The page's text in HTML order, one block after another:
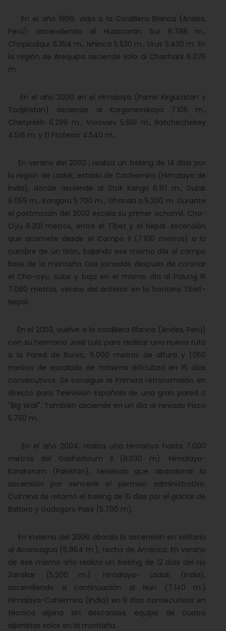
En el año 1999, viaja a la Cordillera Blanca (Andes,
Perú): ascendiendo al Huascarán Sur 6.788 m.,
Chopicalqui 6.354 m., Ishinca 5.530 m., Urus 5.420 m. En
la región de Arequipa asciende solo al Chachani 6.075
m.
En el año 2000 en el Himalaya (Pamir Kirgüizstan y
Tadjikistan) asciende al Korgenevskaya 7.105 m.,
Chetyrekh 6.299 m., Voroviev 5.691 m., Batchechekey
4.516 m. y El Profesor 4.540 m.,
En verano del 2002 , realiza un treking de 14 días por
la región de Ladak, estado de Cachemira (Himalaya de
India), donde asciende al Stok Kangri 6.151 m., Gulak
6.059 m., Kangaru 5.700 m., Ghanda a 5.200 m. Durante
el postmozón del 2002 escala su primer ochomil, Cho-
Oyu 8.201 metros, entre el Tíbet y el Nepal. Ascensión
que acomete desde el Campo II (7.100 metros) a la
cumbre de un tirón, bajando ese mismo día al campo
Base de la montaña. Dos jornadas después de coronar
el Cho-oyu, sube y baja en el mismo día al Palung Ri
7.060 metros, vecino del anterior en la frontera Tibet-
Nepal.
En el 2003, vuelve a la cordillera Blanca (Andes, Perú)
con su hermano José Luis, para realizar una nueva ruta
a la Pared de Rurec, 5.000 metros de altura y 1.050
metros de escalada de máxima dificultad en 16 días
consecutivos. Se consigue la Primera retransmisión en
directo para Televisión Española de una gran pared o
"Big Wall". También asciende en un día al nevado Pisco
5.750 m.
En el año 2004, realiza una tentativa hasta 7.000
metros del Gasherbrum II (8.030 m). Himalaya-
Karakorum (Pakistán), teniendo que abandonar la
ascensión por vencerle el permiso administrativo.
Culmina de retorno el treking de 15 días por el glaciar de
Baltoro y Godogoro Pass (5.700 m).
En invierno del 2006 aborda la ascensión en solitario
al Aconcagua (6.964 m.), techo de América. En verano
de ese mismo año realiza un treking de 12 días del río
Zanskar (5.200 m.). Himalaya- Ladak (India),
ascendiendo a continuación al Nun (7.140 m.)
Himalaya-Cahermira (India) en 9 días consecutivos en
técnica alpina sin descansos, equipo de cuatro
alpinistas solos en la montaña.